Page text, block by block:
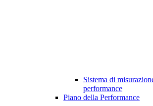
Sistema di
performance
Piano della Performance